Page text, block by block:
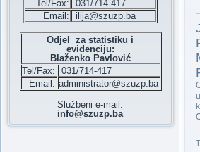
Tel/Fax:
031/714-417
Email:
ilija@szuzp.ba
Odjel za statistiku i
evidenciju:
Blaženko Pavlović
Tel/Fax:
031/714-417
Email: administrator@szuzp.ba
Službeni e-mail:
info@szuzp.ba